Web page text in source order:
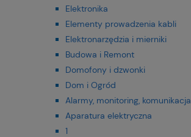
Elektronika
Elementy prowadzenia kabli
Elektronarzędzia i mierniki
Budowa i Remont
Domofony i dzwonki
Dom i Ogród
Alarmy, monitoring, komunikacja
Aparatura elektryczna
1